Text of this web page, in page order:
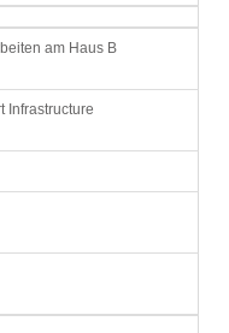
am Haus B
Infrastructure